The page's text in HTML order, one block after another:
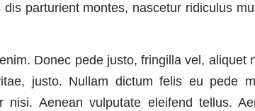
parturient montes, nascetur ridiculus
Donec pede justo, fringilla vel,
justo. Nullam dictum felis eu pede
nisi. Aenean vulputate eleifend tellus.